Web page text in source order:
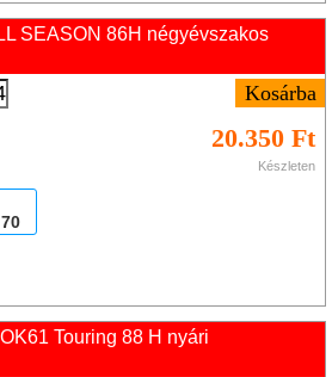
SEASON 86H négyévszakos
20.350 Ft
Készleten
70
Touring 88 H nyári